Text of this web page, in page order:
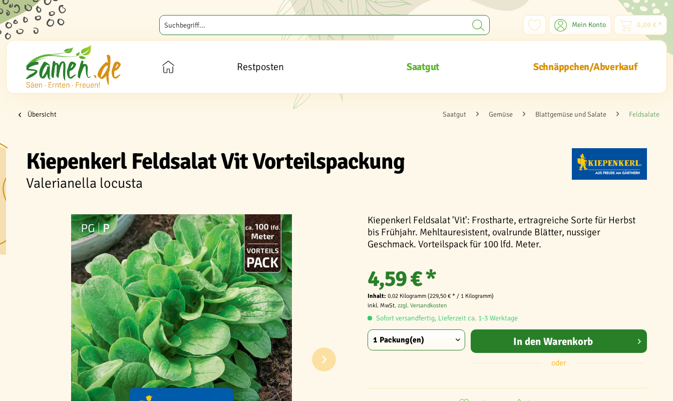
Mein Konto 0,00 € *
Restposten Saatgut Schnäppchen/Abverkauf
Übersicht Saatgut Gemüse Blattgemüse und Salate Feldsalate
Kiepenkerl Feldsalat Vit Vorteilspackung
Valerianella locusta
Kiepenkerl Feldsalat 'Vit': Frostharte, ertragreiche Sorte für Herbst
bis Frühjahr. Mehltauresistent, ovalrunde Blätter, nussiger
Geschmack. Vorteilspack für 100 lfd. Meter.
4,59 € *
Inhalt: 0.02 Kilogramm (229,50 € * / 1 Kilogramm)
inkl. MwSt. zzgl. Versandkosten
Sofort versandfertig, Lieferzeit ca. 1-3 Werktage
In den Warenkorb
oder